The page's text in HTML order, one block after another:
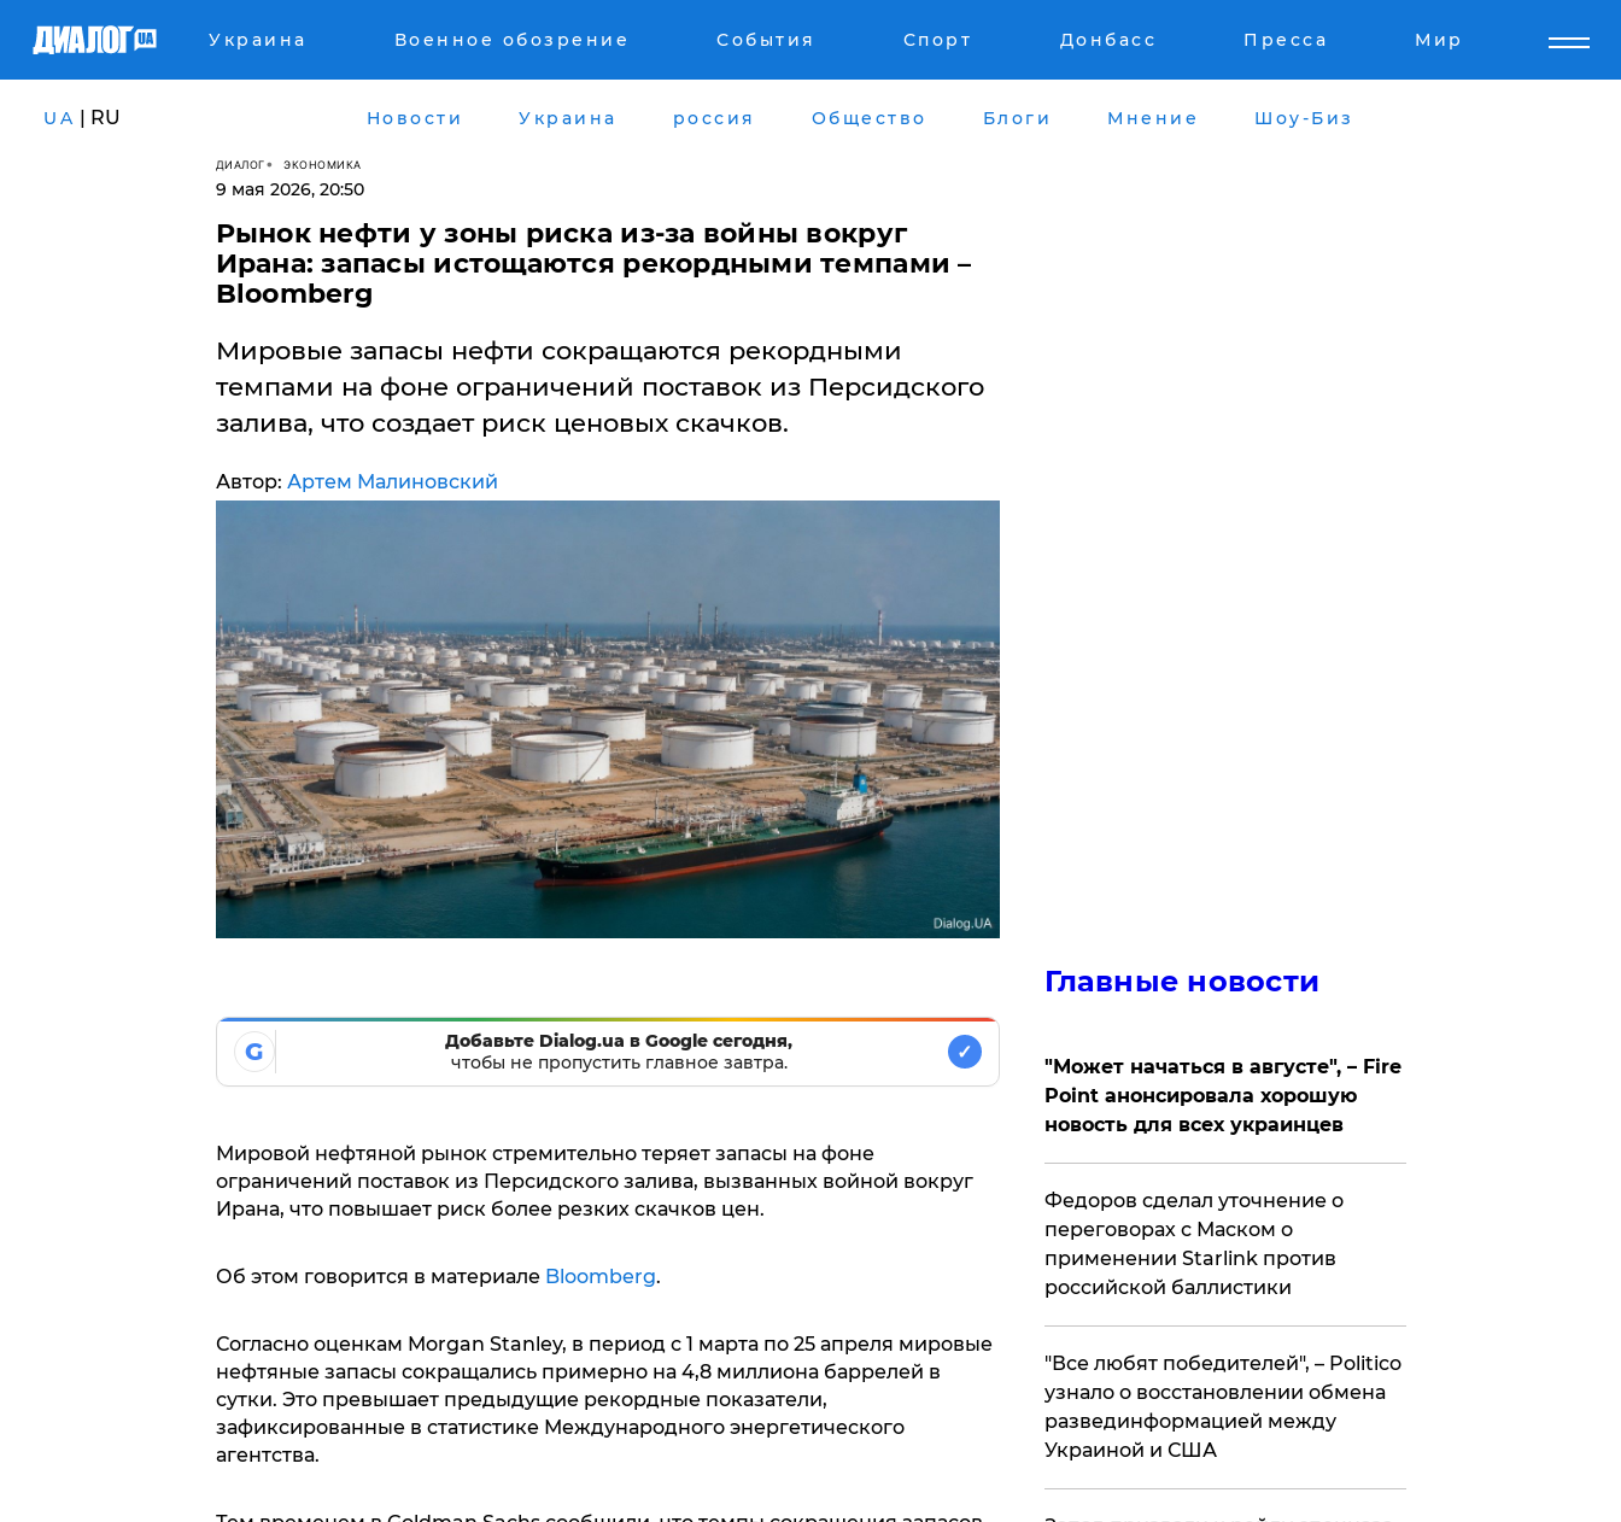
Украина Военное обозрение События Спорт Донбасс Пресса Мир
UA | RU Новости Украина россия Общество Блоги Мнение Шоу-Биз
ДИАЛОГ ЭКОНОМИКА
9 мая 2026, 20:50
Рынок нефти у зоны риска из-за войны вокруг
Ирана: запасы истощаются рекордными темпами –
Bloomberg
Мировые запасы нефти сокращаются рекордными
темпами на фоне ограничений поставок из Персидского
залива, что создает риск ценовых скачков.
Автор: Артем Малиновский
G
Добавьте Dialog.ua в Google сегодня,
чтобы не пропустить главное завтра.
✓
Мировой нефтяной рынок стремительно теряет запасы на фоне
ограничений поставок из Персидского залива, вызванных войной вокруг
Ирана, что повышает риск более резких скачков цен.
Об этом говорится в материале Bloomberg.
Согласно оценкам Morgan Stanley, в период с 1 марта по 25 апреля мировые
нефтяные запасы сокращались примерно на 4,8 миллиона баррелей в
сутки. Это превышает предыдущие рекордные показатели,
зафиксированные в статистике Международного энергетического
агентства.
Главные новости
"Может начаться в августе", – Fire
Point анонсировала хорошую
новость для всех украинцев
Федоров сделал уточнение о
переговорах с Маском о
применении Starlink против
российской баллистики
​"Все любят победителей", – Politico
узнало о восстановлении обмена
развединформацией между
Украиной и США